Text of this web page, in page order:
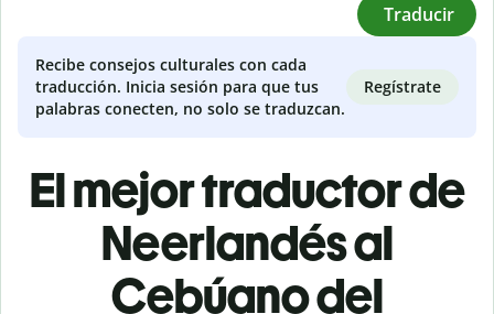
Traducir
Recibe consejos culturales con cada
traducción. Inicia sesión para que tus
palabras conecten, no solo se traduzcan.
Regístrate
El mejor traductor de
Neerlandés al
Cebúano del